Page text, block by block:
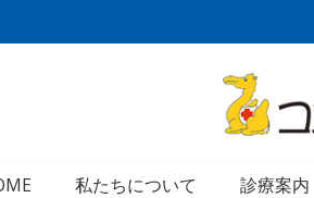
私たちについて 診療案内